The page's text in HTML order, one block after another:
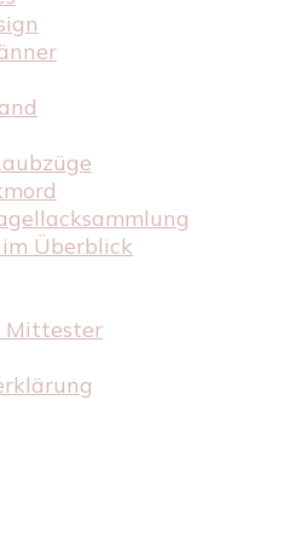
Überblick
Mittester